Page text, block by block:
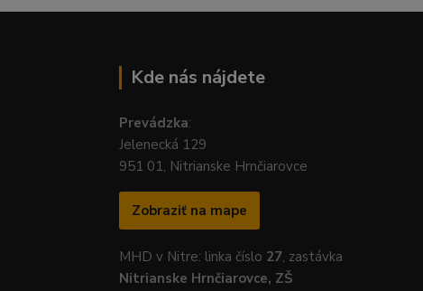
Kde nás nájdete
Prevádzka:
Jelenecká 129
951 01, Nitrianske Hrnčiarovce
Zobraziť na mape
MHD v Nitre: linka číslo 27, zastávka
Nitrianske Hrnčiarovce, ZŠ